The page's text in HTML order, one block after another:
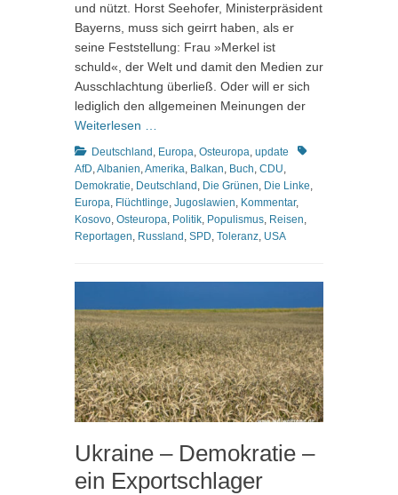
und nützt. Horst Seehofer, Ministerpräsident
Bayerns, muss sich geirrt haben, als er
seine Feststellung: Frau »Merkel ist
schuld«, der Welt und damit den Medien zur
Ausschlachtung überließ. Oder will er sich
lediglich den allgemeinen Meinungen der
Weiterlesen …
Kategorien
Deutschland , Europa, Osteuropa, update
Schlagworte
AfD,Albanien,Amerika, Balkan, Buch, CDU,
Demokratie, Deutschland , Die Grünen, Die Linke,
Europa, Flüchtlinge, Jugoslawien, Kommentar,
Kosovo, Osteuropa, Politik, Populismus, Reisen,
Reportagen, Russland , SPD, Toleranz, USA
Ukraine – Demokratie –
ein Exportschlager